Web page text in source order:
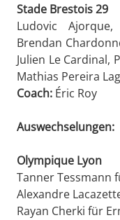
Stade Brestois 29
Ludovic
Brendan
Julien Le Cardinal,
Mathias Pereira
Coach: Éric Roy
Auswechselungen:
Olympique Lyon
Tanner Tessmann
Alexandre
Rayan Cherki für